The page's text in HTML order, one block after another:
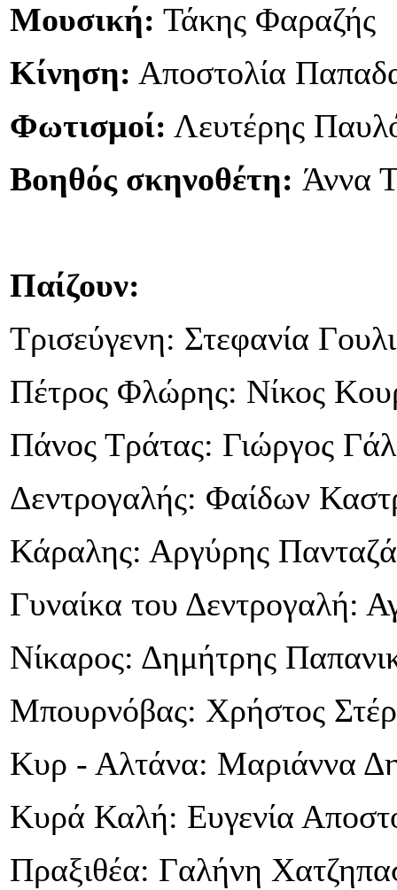
Μουσική: Τάκης Φαραζής
Κίνηση: Αποστολία
Φωτισμοί: Λευτέρης
Βοηθός σκηνοθέτη: Άννα
Παίζουν:
Τρισεύγενη: Στεφανία
Πέτρος Φλώρης: Νίκος
Πάνος Τράτας: Γιώργος
Δεντρογαλής: Φαίδων
Κάραλης: Αργύρης
Γυναίκα του Δεντρογαλή:
Νίκαρος: Δημήτρης
Μπουρνόβας: Χρήστος
Κυρ - Αλτάνα: Μαριάννα
Κυρά Καλή: Ευγενία
Πραξιθέα: Γαλήνη